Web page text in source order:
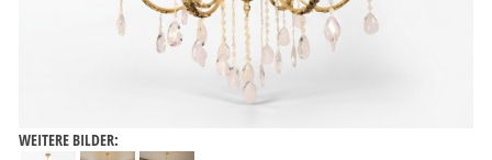
WEITERE BILDER: